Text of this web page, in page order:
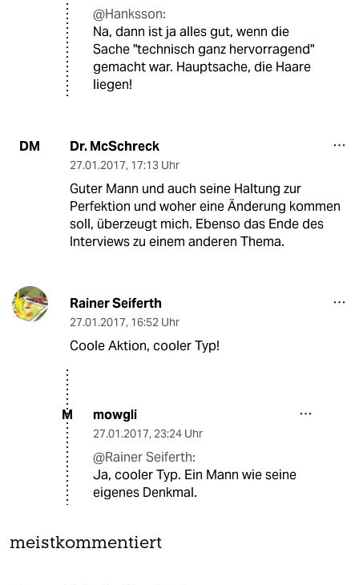
@Hanksson:
Na, dann ist ja alles gut, wenn die
Sache "technisch ganz hervorragend"
gemacht war. Hauptsache, die Haare
liegen!
DM Dr. McSchreck
27.01.2017, 17:13 Uhr
Guter Mann und auch seine Haltung zur
Perfektion und woher eine Änderung kommen
soll, überzeugt mich. Ebenso das Ende des
Interviews zu einem anderen Thema.
Rainer Seiferth
27.01.2017, 16:52 Uhr
Coole Aktion, cooler Typ!
M mowgli
27.01.2017, 23:24 Uhr
@Rainer Seiferth:
Ja, cooler Typ. Ein Mann wie seine
eigenes Denkmal.
meistkommentiert